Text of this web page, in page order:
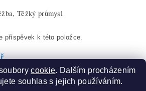
Těžký průmysl
příspěvek k této položce.
cookie. Dalším procházením
souhlas s jejich používáním.